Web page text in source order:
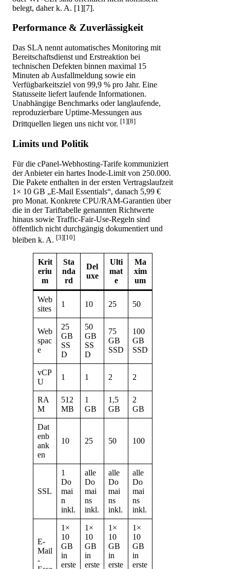
belegt, daher k. A. [1][7].
Performance & Zuverlässigkeit
Das SLA nennt automatisches Monitoring mit
Bereitschaftsdienst und Erstreaktion bei
technischen Defekten binnen maximal 15
Minuten ab Ausfallmeldung sowie ein
Verfügbarkeitsziel von 99,9 % pro Jahr. Eine
Statusseite liefert laufende Informationen.
Unabhängige Benchmarks oder langlaufende,
reproduzierbare Uptime-Messungen aus
Drittquellen liegen uns nicht vor. [1][8]
Limits und Politik
Für die cPanel-Webhosting-Tarife kommuniziert
der Anbieter ein hartes Inode-Limit von 250.000.
Die Pakete enthalten in der ersten Vertragslaufzeit
1× 10 GB „E-Mail Essentials“, danach 5,99 €
pro Monat. Konkrete CPU/RAM-Garantien über
die in der Tariftabelle genannten Richtwerte
hinaus sowie Traffic-Fair-Use-Regeln sind
öffentlich nicht durchgängig dokumentiert und
bleiben k. A. [3][10]
Krit
eriu
m
Sta
nda
rd
Del
uxe
Ulti
mat
e
Ma
xim
um
Web
sites
1 10 25 50
Web
spac
e
25
GB
SS
D
50
GB
SS
D
75
GB
SSD
100
GB
SSD
vCP
U
1 1 2 2
RA
M
512
MB
1
GB
1,5
GB
2
GB
Dat
enb
ank
en
10 25 50 100
SSL
1
Do
mai
n
inkl.
alle
Do
mai
ns
inkl.
alle
Do
mai
ns
inkl.
alle
Do
mai
ns
inkl.
E-
Mail
-
1×
10
GB
in
erste
1×
10
GB
in
erste
1×
10
GB
in
erste
1×
10
GB
in
erste